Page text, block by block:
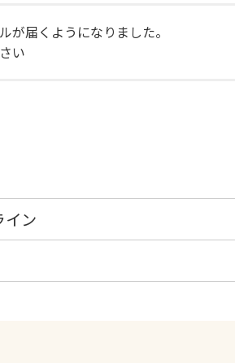
が届くようになりました。
い
ン